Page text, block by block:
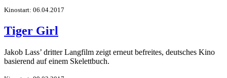
Kinostart: 06.04.2017
Tiger Girl
Jakob Lass’ dritter Langfilm zeigt erneut befreites, deutsches Kino
basierend auf einem Skelettbuch.